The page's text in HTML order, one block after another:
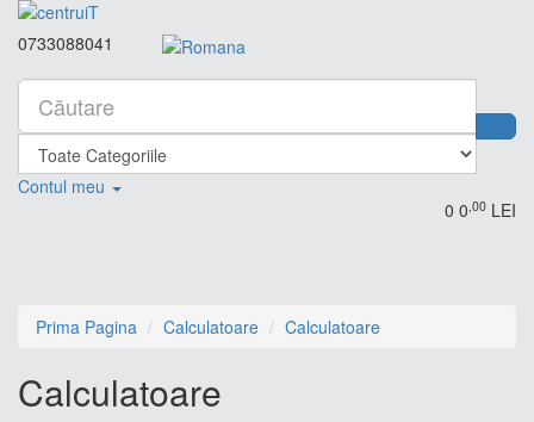
0733088041
Contul meu
0 0,00 LEI
Prima Pagina Calculatoare Calculatoare
Calculatoare